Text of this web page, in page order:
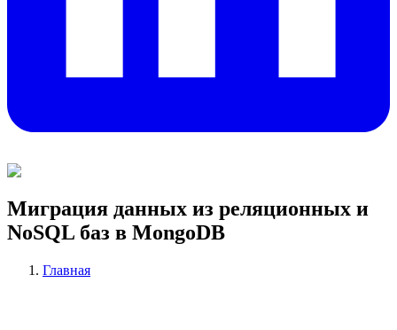
Миграция данных из реляционных и
NoSQL баз в MongoDB
Главная